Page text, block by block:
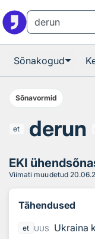
Sõnakogud
Sõnavormid
et derun
EKI
Viimati muudetud
Tähendused
et UUS Ukraina